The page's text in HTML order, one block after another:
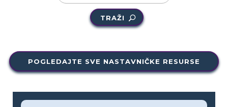
TRAŽI
POGLEDAJTE SVE NASTAVNIČKE RESURSE